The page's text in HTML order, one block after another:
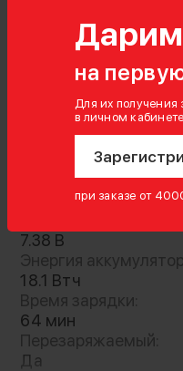
на
Для их получения
в личном кабинете
при заказе от
Сменная батарея
квадрокоптера DJI
работу устройства
Имеет собственный
на мощности до
Характеристики
Тип аккумулятора:
Li-pol (литий-
Ёмкость
2453 мАч
7.38 В
Энергия
18.1 Втч
Время зарядки:
64 мин
Перезаряжаемый:
Да